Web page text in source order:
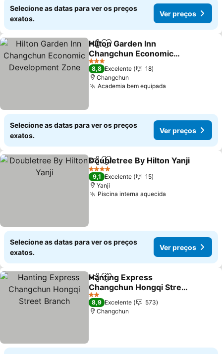
Selecione as datas para ver os preços
exatos.
Ver preços
PartilharAdicionar aos favoritos
Hilton Garden Inn
Changchun Economic
Development Zone
3 Estrelas
8,8 Excelente
18
Changchun
Academia bem equipada
Selecione as datas para ver os preços
exatos.
Ver preços
PartilharAdicionar aos favoritos
Doubletree By Hilton Yanji
4 Estrelas
9,1 Excelente
15
Yanji
Piscina interna aquecida
Selecione as datas para ver os preços
exatos.
Ver preços
PartilharAdicionar aos favoritos
Hanting Express
Changchun Hongqi Street
Branch
2 Estrelas
8,9 Excelente
573
Changchun